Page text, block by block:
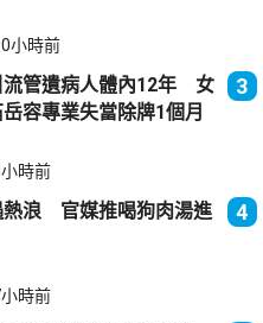
小時前
流管遺病人體內12年 女
容專業失當除牌1個月
3
時前
熱浪 官媒推喝狗肉湯進
4
時前